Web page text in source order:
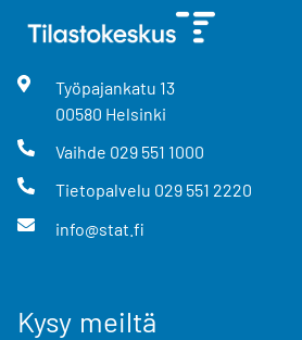
Työpajankatu 13
00580 Helsinki
Vaihde 029 551 1000
Tietopalvelu 029 551 2220
info@stat.fi
Kysy meiltä